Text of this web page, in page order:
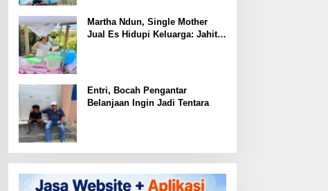
Martha Ndun, Single Mother
Jual Es Hidupi Keluarga: Jahit
Entri, Bocah Pengantar
Belanjaan Ingin Jadi Tentara